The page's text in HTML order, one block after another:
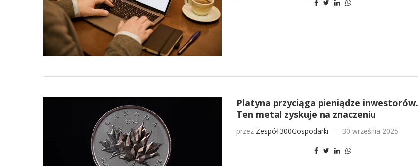
Platyna przyciąga pieniądze inwestorów.
Ten metal zyskuje na znaczeniu
przez Zespół 300Gospodarki 30 września 2025